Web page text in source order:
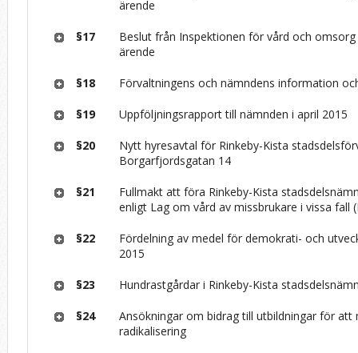
ärende
§17
Beslut från Inspektionen för vård och omsorg
ärende
§18 Förvaltningens och nämndens information
§19 Uppföljningsrapport till nämnden i april 2015
§20
Nytt hyresavtal för Rinkeby-Kista
Borgarfjordsgatan 14
§21
Fullmakt att föra Rinkeby-Kista
enligt Lag om vård av missbrukare i vissa fall
§22
Fördelning av medel för demokrati- och
2015
§23 Hundrastgårdar i Rinkeby-Kista
§24
Ansökningar om bidrag till utbildningar för att
radikalisering